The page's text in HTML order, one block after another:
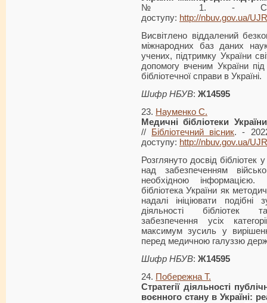
№ 1. - С.
доступу: http://nbuv.gov.ua/
Висвітлено віддалений
міжнародних баз даних
учених, підтримку України
допомогу вченим України
бібліотечної справи в Україні.
Шифр НБУВ: Ж14595
23. Науменко С.
Медичні бібліотеки
//
Бібліотечний вісник. -
доступу: http://nbuv.gov.ua/
Розглянуто досвід бібліотек
над забезпеченням
необхідною
бібліотека України як
надалі ініціювати подібні
діяльності бібліотек та
забезпечення усіх
максимум зусиль у
перед медичною галуззю
Шифр НБУВ: Ж14595
24. Побережна Т.
Стратегії діяльності
воєнного стану в Україні: